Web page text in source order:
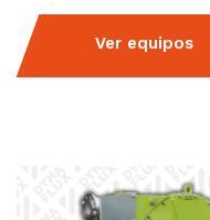
Ver equipos